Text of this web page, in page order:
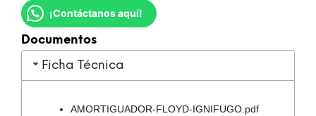
¡Contáctanos aquí!
Documentos
Ficha Técnica
AMORTIGUADOR-FLOYD-IGNIFUGO.pdf